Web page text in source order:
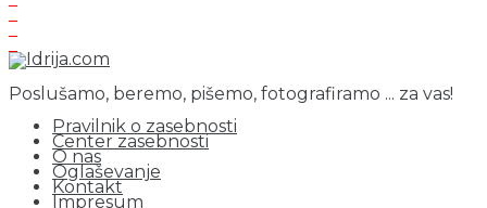
Poslušamo, beremo, pišemo, fotografiramo ... za vas!
Pravilnik o zasebnosti
Center zasebnosti
O nas
Oglaševanje
Kontakt
Impresum